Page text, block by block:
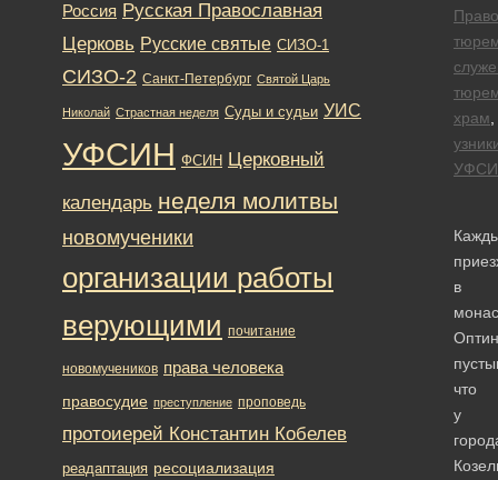
храм
в
что
у
Россия Русская Православная
Церковь Русские святые СИЗО-1
СИЗО-2 Санкт-Петербург Святой Царь
Николай Страстная неделя Суды и судьи УИС
УФСИН ФСИН Церковный
календарь неделя молитвы
новомученики
организации работы
верующими почитание
новомучеников права человека
правосудие преступление проповедь
протоиерей Константин Кобелев
реадаптация ресоциализация